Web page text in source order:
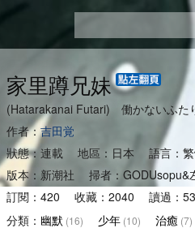
家里蹲兄妹
(Hatarakanai Futari) 働かないふた
作者：吉田覚
狀態：連載 地區：日本 語言：
版本：新潮社 掃者：
訂閱：420 收藏：2040 讀過：
分類： 幽默 (16) 少年 (10) 治癒 (7)